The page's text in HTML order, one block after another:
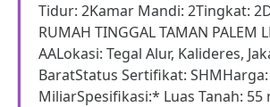
Tidur: 2Kamar Mandi: 2Tingkat:
RUMAH TINGGAL TAMAN PALEM
AALokasi: Tegal Alur, Kalideres,
BaratStatus Sertifikat: SHMHarga:
MiliarSpesifikasi:* Luas Tanah: 55